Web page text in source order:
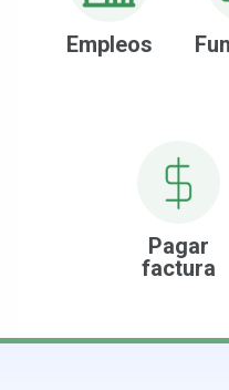
Empleos
Pagar
factura